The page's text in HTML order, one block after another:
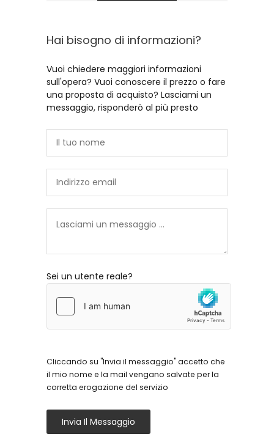
Hai bisogno di informazioni?
Vuoi chiedere maggiori informazioni
sull'opera? Vuoi conoscere il prezzo o fare
una proposta di acquisto? Lasciami un
messaggio, risponderò al più presto
Sei un utente reale?
Cliccando su "Invia il messaggio" accetto che
il mio nome e la mail vengano salvate per la
corretta erogazione del servizio
Invia Il Messaggio